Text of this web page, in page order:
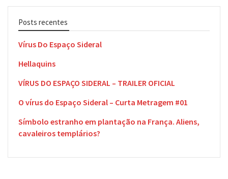
Posts recentes
Vírus Do Espaço Sideral
Hellaquins
VÍRUS DO ESPAÇO SIDERAL – TRAILER OFICIAL
O vírus do Espaço Sideral – Curta Metragem #01
Símbolo estranho em plantação na França. Aliens,
cavaleiros templários?